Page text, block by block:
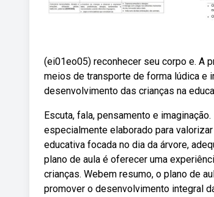
(ei01eo05) reconhecer seu corpo e. A
meios de transporte de forma lúdica e
desenvolvimento das crianças na
Escuta, fala, pensamento e
especialmente elaborado para
educativa focada no dia da árvore,
plano de aula é oferecer uma
crianças. Webem resumo, o plano de
promover o desenvolvimento integral